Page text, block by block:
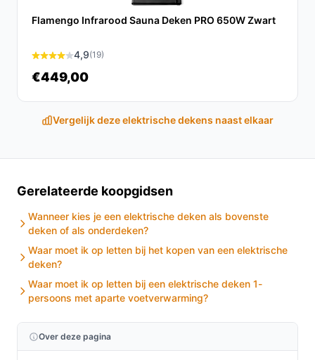
besteelektrischedeken.nl. Kies bewust wat perfect
Flamengo Infrarood Sauna Deken PRO 650W Zwart
4,9(19)
€449,00
Vergelijk deze elektrische dekens naast elkaar
Gerelateerde koopgidsen
Wanneer kies je een elektrische deken als bovenste
deken of als onderdeken?
Waar moet ik op letten bij het kopen van een elektrische
deken?
Waar moet ik op letten bij een elektrische deken 1-
persoons met aparte voetverwarming?
Over deze pagina